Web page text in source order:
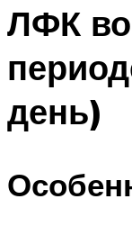
ЛФК
день)